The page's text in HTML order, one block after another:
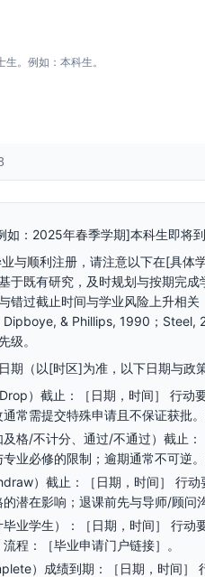
。例如：本科生。
：2025年春季学期]本科生即将
与顺利注册，请注意以下在[具体
于既有研究，及时规划与按期完
错过截止时间与学业风险上升相
& Phillips, 1990；Steel,
级。
期（以[时区]为准，以下日期与政
）截止：［日期，时间］ 行动
常需提交特殊申请且不保证获批
格/不计分、通过/不通过）截止
业必修的限制；逾期通常不可逆
）截止：［日期，时间］ 行
潜在影响；退课前先与导师/顾问
业学生）：［日期，时间］ 行动
程：［毕业申请门户链接］。
）成绩到期：［日期，时间］